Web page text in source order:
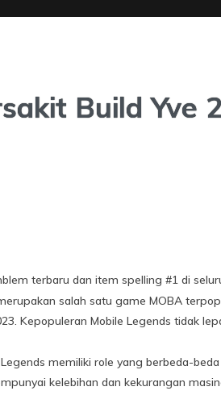
Build Yve
terbaru dan item spelling #1 di
salah satu game MOBA
Kepopuleran Mobile Legends tidak
memiliki role yang berbeda-
kelebihan dan kekurangan